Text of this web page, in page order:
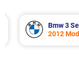
Bmw 3
2012 Model